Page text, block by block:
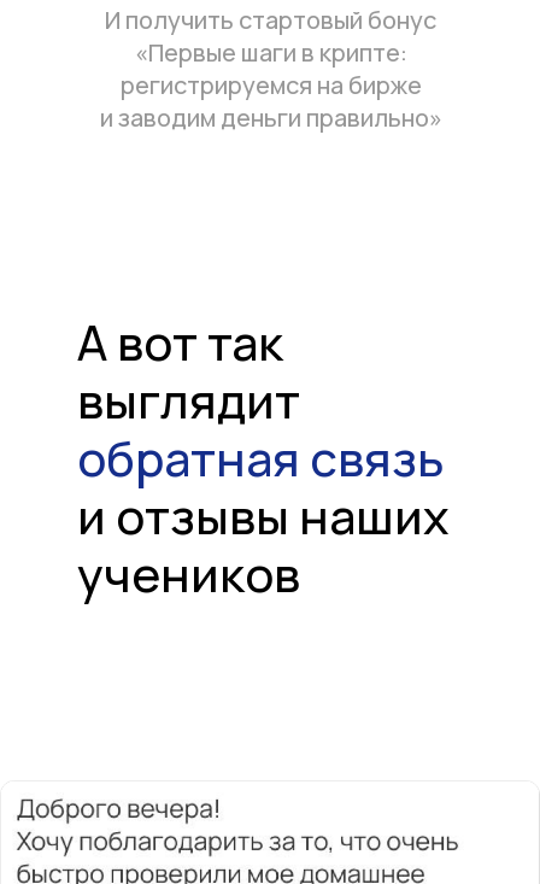
И получить стартовый бонус
«Первые шаги в крипте:
регистрируемся на бирже
и заводим деньги правильно»
А вот так
выглядит
обратная связь
и отзывы наших
учеников